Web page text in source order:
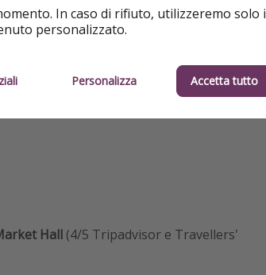
Hall (4/5 Tripadvisor e Travellers'
In caso di rifiuto, utilizzeremo solo i
personalizzato.
Personalizza Accetta tutto